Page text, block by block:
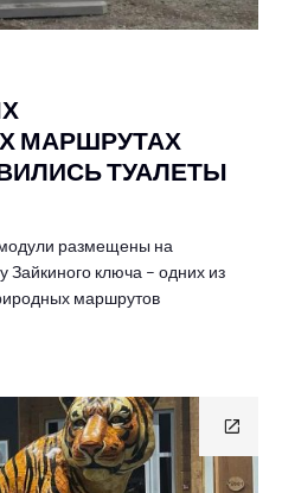
МАРШРУТАХ
ТУАЛЕТЫ
размещены на
ключа – одних из
маршрутов